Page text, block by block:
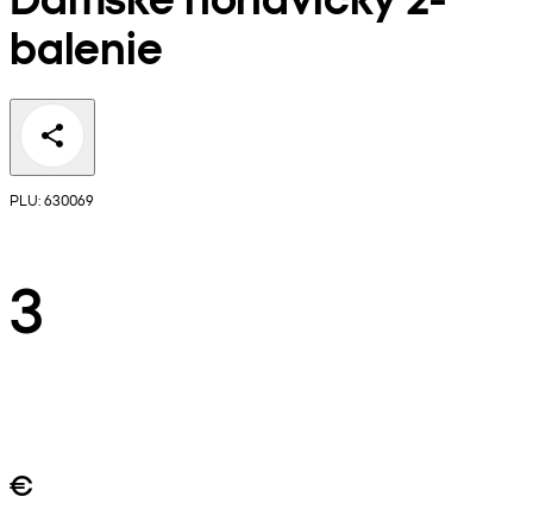
balenie
PLU: 630069
3
€